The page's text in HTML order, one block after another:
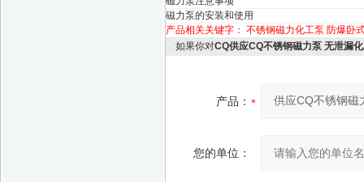
磁力泵的安装和使用
产品相关关键字： 不锈钢磁力化工泵 防爆卧
如果你对CQ供应CQ不锈钢磁力泵 无泄漏
产品：
您的单位：